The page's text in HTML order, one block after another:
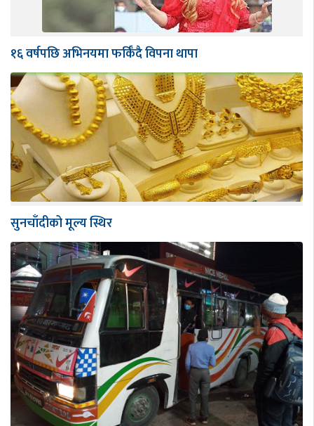
१६ वर्षपछि अभिनयमा फर्किँदै विपना थापा
सुनचाँदीको मूल्य स्थिर